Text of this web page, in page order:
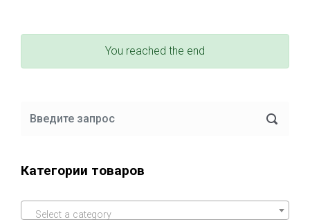
You reached the end
Категории товаров
Select a category